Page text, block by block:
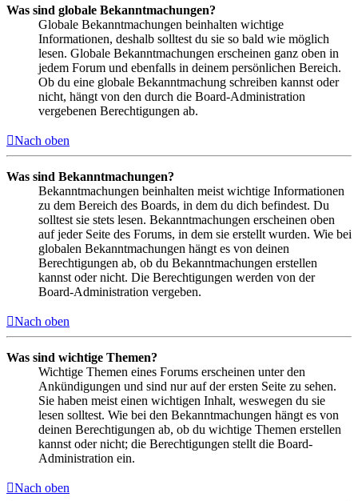
Was sind globale Bekanntmachungen?
Globale Bekanntmachungen beinhalten wichtige
Informationen, deshalb solltest du sie so bald wie möglich
lesen. Globale Bekanntmachungen erscheinen ganz oben in
jedem Forum und ebenfalls in deinem persönlichen Bereich.
Ob du eine globale Bekanntmachung schreiben kannst oder
nicht, hängt von den durch die Board-Administration
vergebenen Berechtigungen ab.
Nach oben
Was sind Bekanntmachungen?
Bekanntmachungen beinhalten meist wichtige Informationen
zu dem Bereich des Boards, in dem du dich befindest. Du
solltest sie stets lesen. Bekanntmachungen erscheinen oben
auf jeder Seite des Forums, in dem sie erstellt wurden. Wie bei
globalen Bekanntmachungen hängt es von deinen
Berechtigungen ab, ob du Bekanntmachungen erstellen
kannst oder nicht. Die Berechtigungen werden von der
Board-Administration vergeben.
Nach oben
Was sind wichtige Themen?
Wichtige Themen eines Forums erscheinen unter den
Ankündigungen und sind nur auf der ersten Seite zu sehen.
Sie haben meist einen wichtigen Inhalt, weswegen du sie
lesen solltest. Wie bei den Bekanntmachungen hängt es von
deinen Berechtigungen ab, ob du wichtige Themen erstellen
kannst oder nicht; die Berechtigungen stellt die Board-
Administration ein.
Nach oben